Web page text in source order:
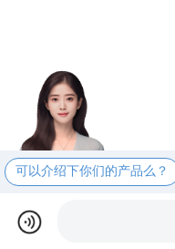
可以介绍下你们的产品么？